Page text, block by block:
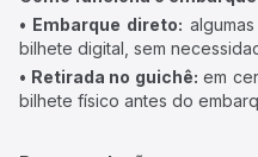
• Embarque direto:
bilhete digital, sem
• Retirada no guichê: em
bilhete físico antes do